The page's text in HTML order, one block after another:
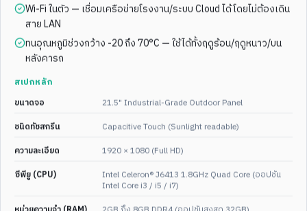
3 /4
ประหยัดงบ
MULTI-SIZE
10.4-19"
19"
IP69K
SS316 MARINE GRADE
Wi-Fi ในตัว — เชื่อมเครือข่ายโรงงาน/ระบบ Cloud ได้โดยไม่ต้องเดิน
สาย LAN
ทนอุณหภูมิช่วงกว้าง -20 ถึง 70°C — ใช้ได้ทั้งฤดูร้อน/ฤดูหนาว/บน
หลังคารถ
สเปกหลัก
ขนาดจอ
21.5" Industrial-Grade Outdoor Panel
ชนิดทัชสกรีน
Capacitive Touch (Sunlight readable)
ความละเอียด
1920 × 1080 (Full HD)
ซีพียู (CPU)
Intel Celeron® J6413 1.8GHz Quad Core (ออปชัน
Intel Core i3 / i5 / i7)